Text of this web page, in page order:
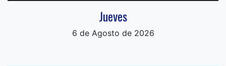
Jueves
6 de Agosto de 2026